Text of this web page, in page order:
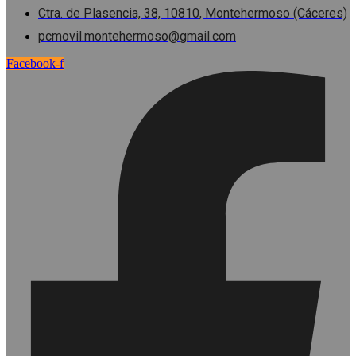
Ctra. de Plasencia, 38, 10810, Montehermoso (Cáceres)
pcmovil.montehermoso@gmail.com
Facebook-f